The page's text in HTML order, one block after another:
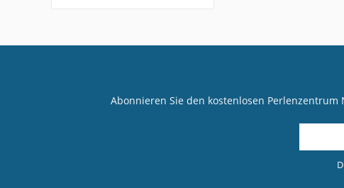
Abonnieren Sie den kostenlosen